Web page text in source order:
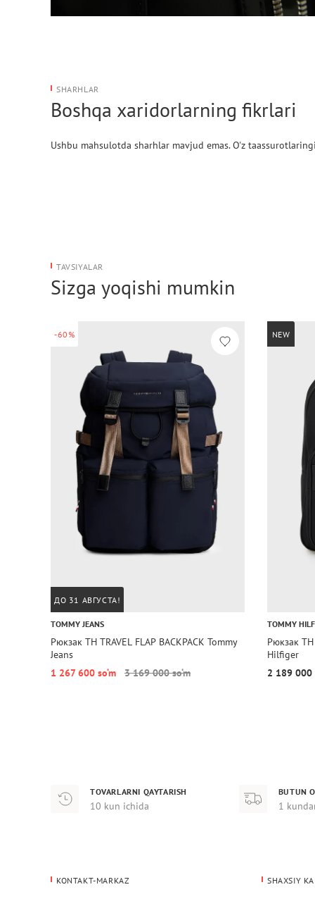
SHARHLAR
Boshqa xaridorlarning fikrlari
Ushbu mahsulotda sharhlar mavjud emas. O'z
TAVSIYALAR
Sizga yoqishi mumkin
-60%
ДО 31 АВГУСТА!
TOMMY JEANS
Рюкзак TH TRAVEL FLAP BACKPACK Tommy
Jeans
1 267 600 so‘m
3 169 000 so‘m
NEW
TOMMY
Рюкзак TH
Hilfiger
2 189 000
TOVARLARNI QAYTARISH
10 kun ichida
BUTUN
1
KONTAKT-MARKAZ SHAXSIY